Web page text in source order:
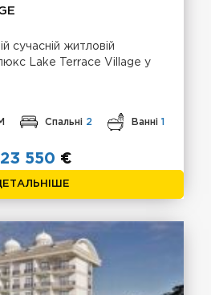
сучасній житловій
люкс Lake Terrace Village у
Спальні 2 Ванні 1
550 €